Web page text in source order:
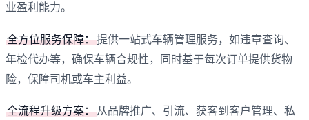
业盈利能力。‌
全方位服务保障‌：‌提供一站式车辆管理服务，‌如违章查询、‌
年检代办等，‌确保车辆合规性，‌同时基于每次订单提供货物
险，‌保障司机或车主利益。‌
全流程升级方案‌：‌ 从品牌推广、‌引流、‌获客到客户管理、‌私